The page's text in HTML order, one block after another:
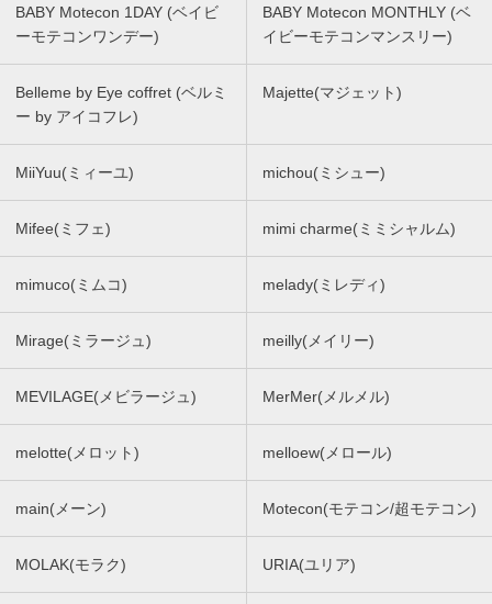
BABY Motecon 1DAY (ベイビ
ーモテコンワンデー)
BABY Motecon MONTHLY (ベ
イビーモテコンマンスリー)
Belleme by Eye coffret (ベルミ
ー by アイコフレ)
Majette(マジェット)
MiiYuu(ミィーユ) michou(ミシュー)
Mifee(ミフェ) mimi charme(ミミシャルム)
mimuco(ミムコ) melady(ミレディ)
Mirage(ミラージュ) meilly(メイリー)
MEVILAGE(メビラージュ) MerMer(メルメル)
melotte(メロット) melloew(メロール)
main(メーン) Motecon(モテコン/超モテコン)
MOLAK(モラク) URIA(ユリア)